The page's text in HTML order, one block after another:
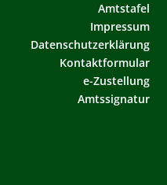
Amtstafel
Impressum
Datenschutzerklärung
Kontaktformular
e-Zustellung
Amtssignatur